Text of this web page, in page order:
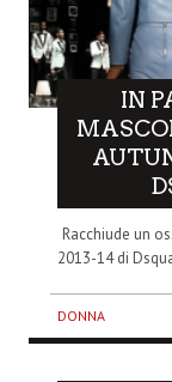
IN
Racchiude un
2013-14 di
DONNA